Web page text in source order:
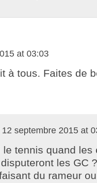
at 03:03
à tous. Faites de
12 septembre 2015 at
tennis quand les
les GC
du rameur